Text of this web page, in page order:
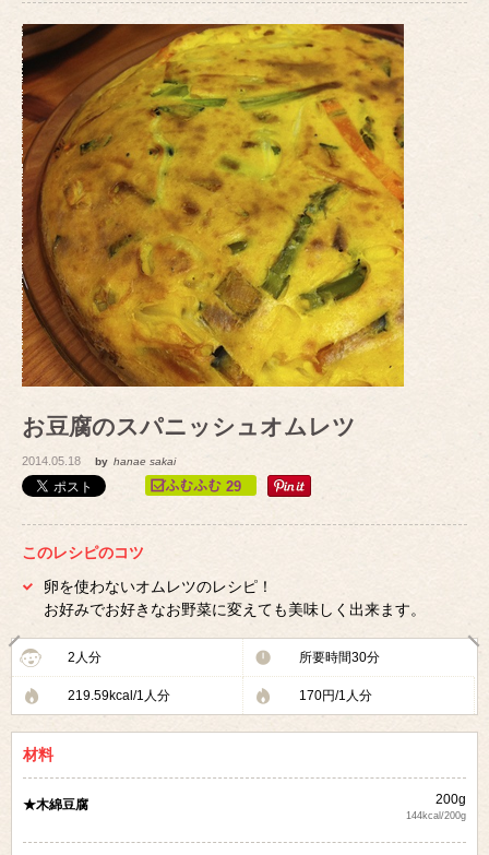
お豆腐のスパニッシュオムレツ
2014.05.18 by hanae sakai
29
このレシピのコツ
卵を使わないオムレツのレシピ！
お好みでお好きなお野菜に変えても美味しく出来ます。
2人分 所要時間30分
219.59kcal/1人分 170円/1人分
材料
★木綿豆腐 200g
144kcal/200g